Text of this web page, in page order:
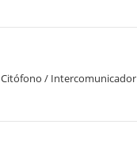
Citófono / Intercomunicador